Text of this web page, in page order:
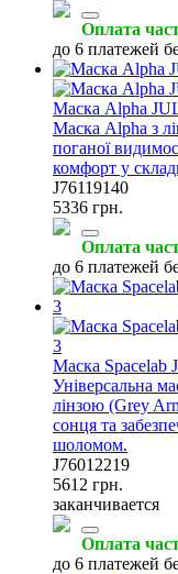
Оплата
до 6 платежей
Маска Alpha
Маска Alpha з
поганої
комфорт у
J76119140
5336 грн.
Оплата
до 6 платежей
Маска Spacelab
Універсальна
лінзою (Grey
сонця та
шоломом.
J76012219
5612 грн.
заканчивается
Оплата
до 6 платежей